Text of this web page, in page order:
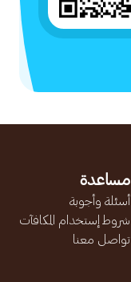
مساعدة
أسئلة وأجوبة
شروط إستخدام المكافآت
تواصل معنا